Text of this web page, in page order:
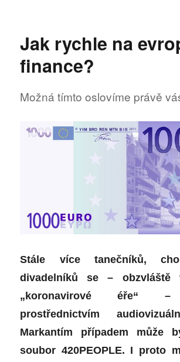
Jak rychle na
finance?
Možná tímto oslovíme právě
Stále více tanečníků,
divadelníků se – obzvláště
„koronavirové éře“ –
prostřednictvím
Markantím případem může
soubor 420PEOPLE. I proto